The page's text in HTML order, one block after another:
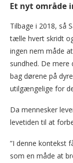
Et nyt område
Tilbage i 2018, så
tælle hvert skridt
ingen nem måde
sundhed. De
bag dørene på
utilgængelige for
Da mennesker
levetiden til at
”I denne kontekst
som en måde at